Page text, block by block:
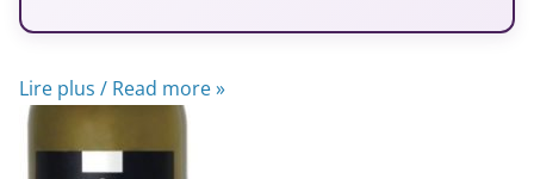
Lire plus / Read more »